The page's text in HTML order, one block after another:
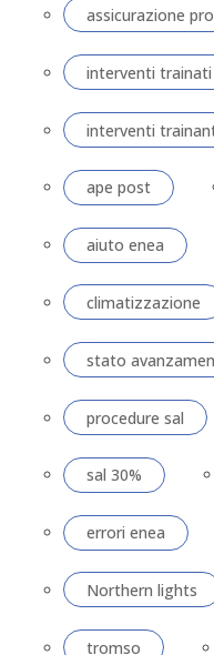
assicurazione
interventi trainati
interventi
ape post
aiuto enea
climatizzazione
stato
procedure sal
sal 30%
errori enea
Northern lights
tromso